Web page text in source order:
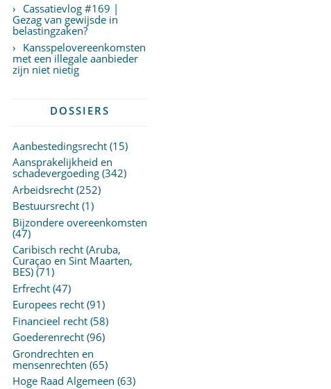
Cassatievlog #169 |
Gezag van gewijsde in
belastingzaken?
Kansspelovereenkomsten
met een illegale aanbieder
zijn niet nietig
DOSSIERS
Aanbestedingsrecht(15)
Aansprakelijkheid en
schadevergoeding(342)
Arbeidsrecht(252)
Bestuursrecht(1)
Bijzondere overeenkomsten
(47)
Caribisch recht (Aruba,
Curaçao en Sint Maarten,
BES)(71)
Erfrecht(47)
Europees recht(91)
Financieel recht(58)
Goederenrecht(96)
Grondrechten en
mensenrechten (65)
Hoge Raad Algemeen (63)